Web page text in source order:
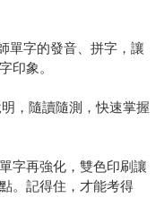
單字的發音、拼字，讓
印象。
，隨讀隨測，快速掌握
字再強化，雙色印刷讓
。記得住，才能考得